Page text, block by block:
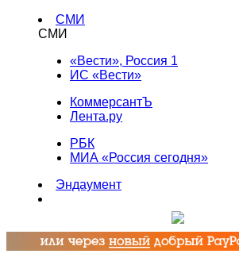
СМИ
СМИ
«Вести», Россия 1
ИС «Вести»
КоммерсантЪ
Лента.ру
РБК
МИА «Россия сегодня»
Эндаумент